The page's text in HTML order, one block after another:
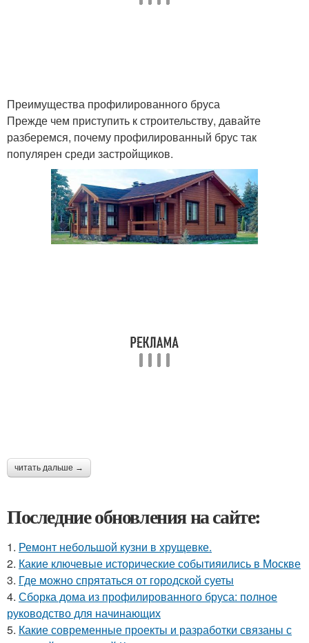
Преимущества профилированного бруса
Прежде чем приступить к строительству, давайте
разберемся, почему профилированный брус так
популярен среди застройщиков.
читать дальше →
Последние обновления на сайте:
1. Ремонт небольшой кузни в хрущевке.
2. Какие ключевые исторические событияились в Москве
3. Где можно спрятаться от городской суеты
4. Сборка дома из профилированного бруса: полное
руководство для начинающих
5. Какие современные проекты и разработки связаны с